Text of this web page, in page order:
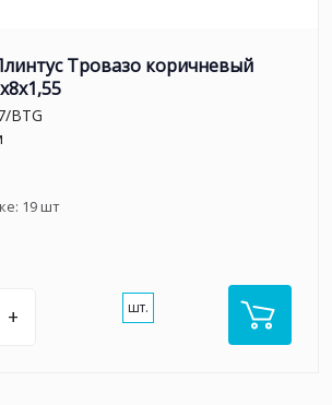
Тровазо коричневый
BTG
19шт
+ шт.